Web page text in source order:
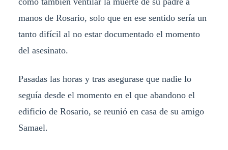
manos de Rosario, solo que en ese sentido sería un
tanto difícil al no estar documentado el momento
del asesinato.
Pasadas las horas y tras asegurase que nadie lo
seguía desde el momento en el que abandono el
edificio de Rosario, se reunió en casa de su amigo
Samael.